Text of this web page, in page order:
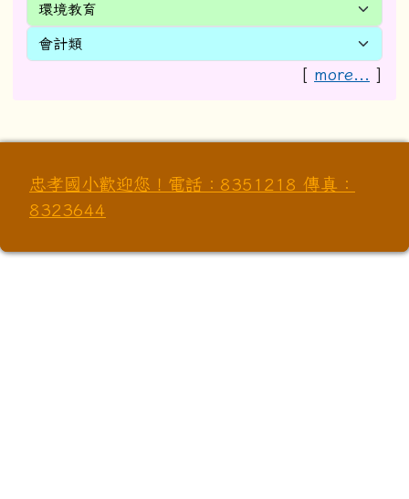
[ more... ]
忠孝國小歡迎您！電話：8351218 傳真：
8323644